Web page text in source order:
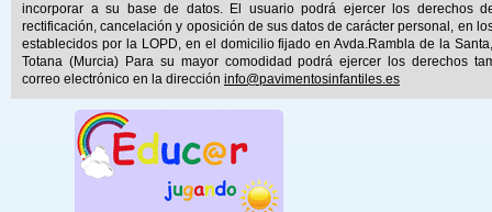
incorporar a su base de datos. El usuario podrá ejercer los derechos
rectificación, cancelación y oposición de sus datos de carácter personal, en
establecidos por la LOPD, en el domicilio fijado en Avda.Rambla de la
Totana (Murcia) Para su mayor comodidad podrá ejercer los derechos
correo electrónico en la dirección info@pavimentosinfantiles.es